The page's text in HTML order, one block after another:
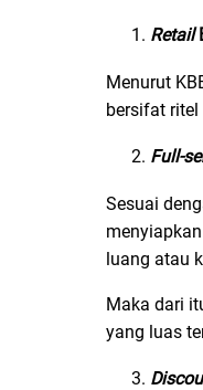
Retail
Menurut
bersifat
Full-
Sesuai
luang atau
Maka dari
yang luas